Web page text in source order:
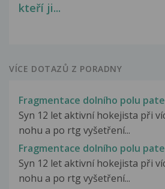
kteří ji...
VÍCE DOTAZŮ Z PORADNY
Fragmentace dolního polu
Syn 12 let aktivní hokejista při
nohu a po rtg vyšetření...
Fragmentace dolního polu
Syn 12 let aktivní hokejista při
nohu a po rtg vyšetření...